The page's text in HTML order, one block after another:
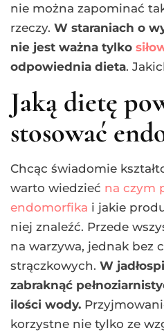
nie można zapominać
rzeczy. W staraniach o
nie jest ważna tylko
odpowiednia dieta.
Jaką dietę
stosować
Chcąc świadomie
warto wiedzieć na czym
endomorfika i jakie
niej znaleźć. Przede
na warzywa, jednak bez
strączkowych. W
zabraknąć
ilości wody.
korzystne nie tylko ze